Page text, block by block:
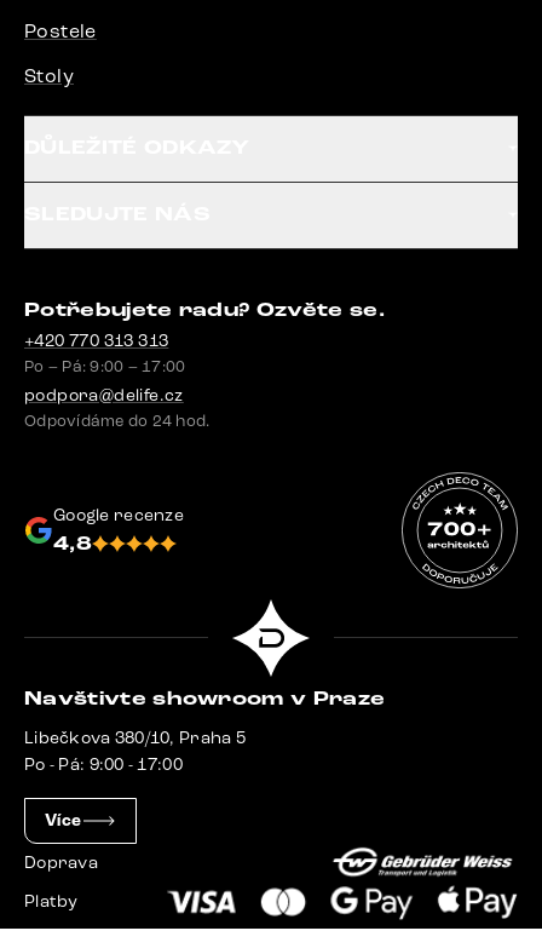
Postele
Stoly
Potřebujete radu? Ozvěte se.
+420 770 313 313
Po – Pá: 9:00 – 17:00
podpora@delife.cz
Odpovídáme do 24 hod.
Google recenze
4,8
Navštivte showroom v Praze
Libečkova 380/10, Praha 5
Po - Pá: 9:00 - 17:00
Více
Doprava
Platby